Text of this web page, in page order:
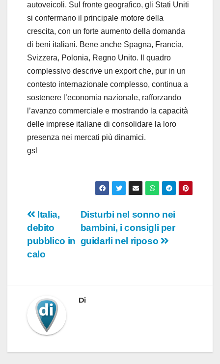
autoveicoli. Sul fronte geografico, gli Stati Uniti
si confermano il principale motore della
crescita, con un forte aumento della domanda
di beni italiani. Bene anche Spagna, Francia,
Svizzera, Polonia, Regno Unito. Il quadro
complessivo descrive un export che, pur in un
contesto internazionale complesso, continua a
sostenere l’economia nazionale, rafforzando
l’avanzo commerciale e mostrando la capacità
delle imprese italiane di consolidare la loro
presenza nei mercati più dinamici.
gsl
Navigazione
articoli
Disturbi nel sonno nei
bambini, i consigli per
guidarli nel riposo
Italia,
debito
pubblico in
calo
Di